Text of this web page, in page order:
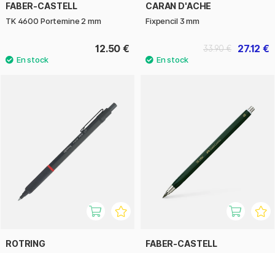
FABER-CASTELL
TK 4600 Portemine 2 mm
12.50 €
CARAN D'ACHE
Fixpencil 3 mm
27.12 €
33.90 €
ROTRING FABER-CASTELL